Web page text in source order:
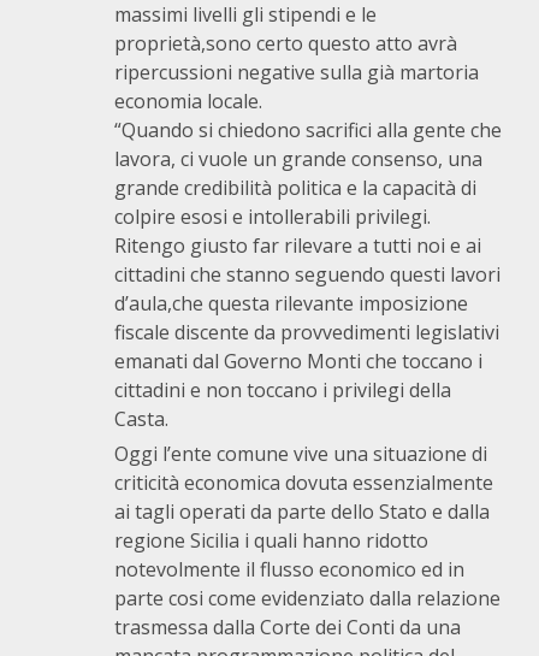
massimi livelli gli stipendi e le
proprietà,sono certo questo atto avrà
ripercussioni negative sulla già martoria
economia locale.
“Quando si chiedono sacrifici alla gente che
lavora, ci vuole un grande consenso, una
grande credibilità politica e la capacità di
colpire esosi e intollerabili privilegi.
Ritengo giusto far rilevare a tutti noi e ai
cittadini che stanno seguendo questi lavori
d’aula,che questa rilevante imposizione
fiscale discente da provvedimenti legislativi
emanati dal Governo Monti che toccano i
cittadini e non toccano i privilegi della
Casta.
Oggi l’ente comune vive una situazione di
criticità economica dovuta essenzialmente
ai tagli operati da parte dello Stato e dalla
regione Sicilia i quali hanno ridotto
notevolmente il flusso economico ed in
parte cosi come evidenziato dalla relazione
trasmessa dalla Corte dei Conti da una